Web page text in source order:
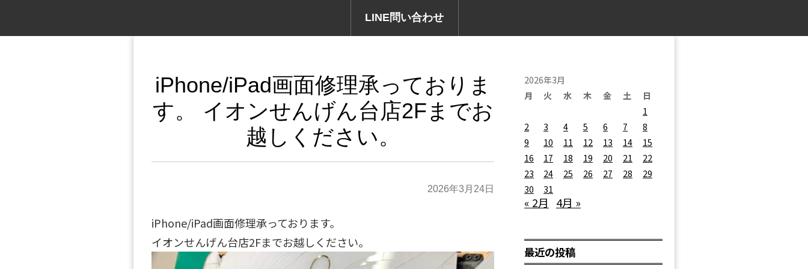
LINE問い合わせ
iPhone/iPad画面修理承っておりま
す。 イオンせんげん台店2Fまでお
越しください。
2026年3月24日
iPhone/iPad画面修理承っております。
イオンせんげん台店2Fまでお越しください。
2026年3月
月
火 水 木 金 土
日
1
2
3 4 5 6 7
8
9
10 11 12 13 14
15
16
17 18 19 20 21
22
23
24 25 26 27 28
29
30
31
« 2月 4月 »
最近の投稿